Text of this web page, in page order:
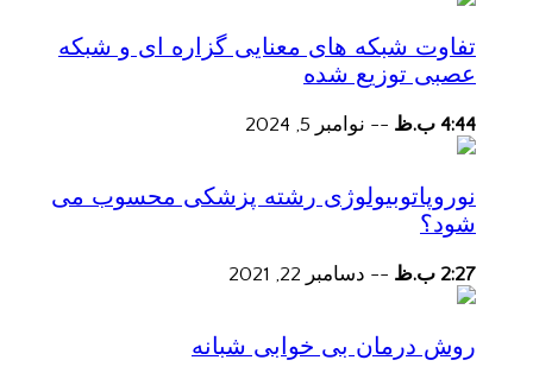
تفاوت شبکه های معنایی گزاره ای و شبکه
عصبی توزیع شده
4:44 ب.ظ -- نوامبر 5, 2024
نوروپاتوبیولوژی رشته پزشکی محسوب می
شود؟
2:27 ب.ظ -- دسامبر 22, 2021
روش درمان بی خوابی شبانه